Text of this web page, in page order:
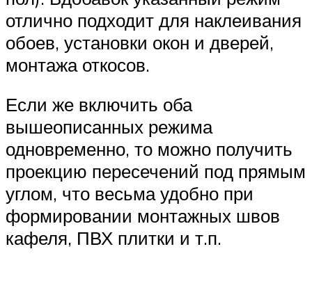
отлично подходит для наклеивания
обоев, установки окон и дверей,
монтажа откосов.
Если же включить оба
вышеописанных режима
одновременно, то можно получить
проекцию пересечений под прямым
углом, что весьма удобно при
формировании монтажных швов
кафеля, ПВХ плитки и т.п.